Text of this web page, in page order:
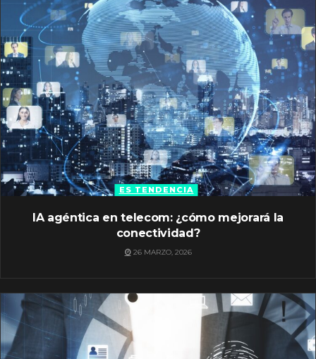
ES TENDENCIA
IA agéntica en telecom: ¿cómo mejorará la
conectividad?
26 MARZO, 2026